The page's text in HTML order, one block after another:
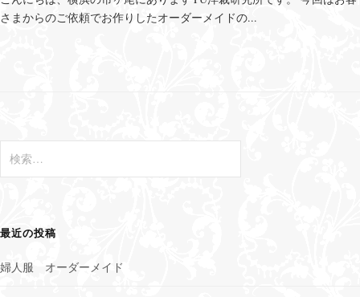
さまからのご依頼でお作りしたオーダーメイドの...
索
最近の投稿
婦人服 オーダーメイド